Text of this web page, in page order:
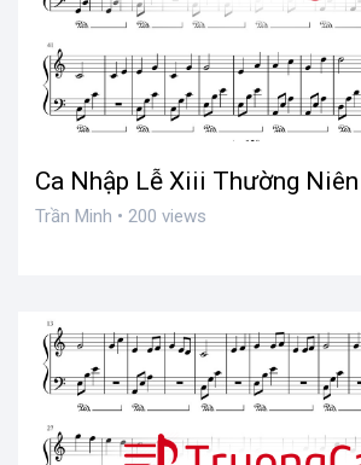
Ca Nhập Lễ Xiii Thường Niên
Trần Minh • 200 views